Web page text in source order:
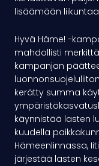
lisäämään
Hyvä Häme! -
mahdollisti
kampanjan
kerätty summa
käynnistää lasten
kuudella
Hämeenlinnassa,
järjestää lasten